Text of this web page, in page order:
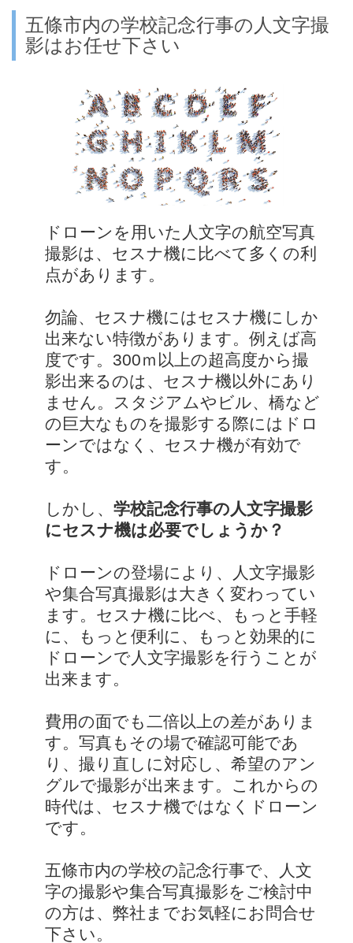
五條市内の学校記念行事の人文字撮
影はお任せ下さい
ドローンを用いた人文字の航空写真
撮影は、セスナ機に比べて多くの利
点があります。
勿論、セスナ機にはセスナ機にしか
出来ない特徴があります。例えば高
度です。300ｍ以上の超高度から撮
影出来るのは、セスナ機以外にあり
ません。スタジアムやビル、橋など
の巨大なものを撮影する際にはドロ
ーンではなく、セスナ機が有効で
す。
しかし、 学校記念行事の人文字撮影
にセスナ機は必要でしょうか？
ドローンの登場により、人文字撮影
や集合写真撮影は大きく変わってい
ます。セスナ機に比べ、もっと手軽
に、もっと便利に、もっと効果的に
ドローンで人文字撮影を行うことが
出来ます。
費用の面でも二倍以上の差がありま
す。写真もその場で確認可能であ
り、撮り直しに対応し、希望のアン
グルで撮影が出来ます。これからの
時代は、セスナ機ではなくドローン
です。
五條市内の学校の記念行事で、人文
字の撮影や集合写真撮影をご検討中
の方は、弊社までお気軽にお問合せ
下さい。